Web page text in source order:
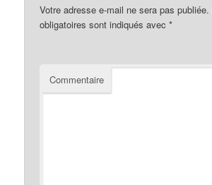
Votre adresse e-mail ne sera pas publiée.
obligatoires sont indiqués avec*
Commentaire